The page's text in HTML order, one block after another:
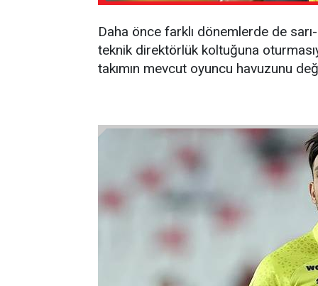
Daha önce farklı dönemlerde de
teknik direktörlük koltuğuna
takımın mevcut oyuncu havuzunu